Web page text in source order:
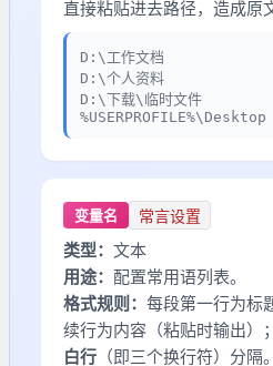
直接粘贴进去路径，造成原
D:\工作文档
D:\个人资料
D:\下载\临时文件
%USERPROFILE%\Desktop
变量名 常言设置
类型： 文本
用途： 配置常用语列表。
格式规则： 每段第一行为标
续行为内容（粘贴时输出）
白行 （即三个换行符）分